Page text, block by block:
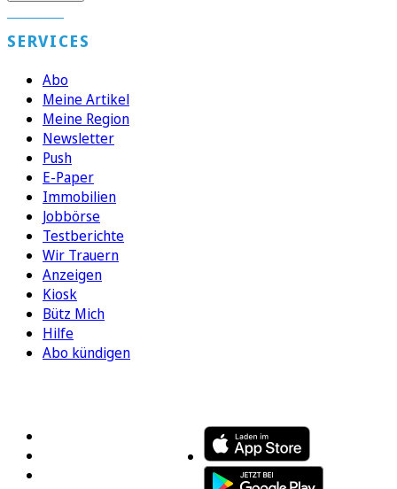
SERVICES
Abo
Meine Artikel
Meine Region
Newsletter
Push
E-Paper
Immobilien
Jobbörse
Testberichte
Wir Trauern
Anzeigen
Kiosk
Bütz Mich
Hilfe
Abo kündigen